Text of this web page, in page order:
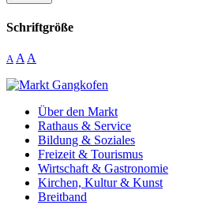
Schriftgröße
A A A
Über den Markt
Rathaus & Service
Bildung & Soziales
Freizeit & Tourismus
Wirtschaft & Gastronomie
Kirchen, Kultur & Kunst
Breitband